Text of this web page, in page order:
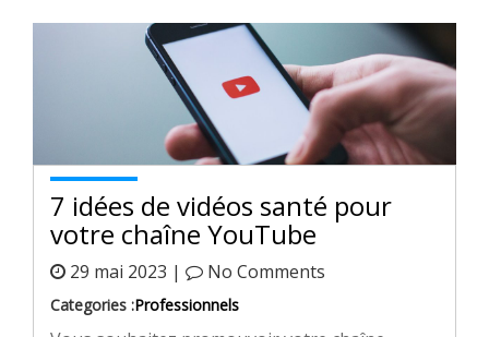
7 idées de vidéos santé pour
votre chaîne YouTube
29 mai 2023 | No Comments
Categories :Professionnels